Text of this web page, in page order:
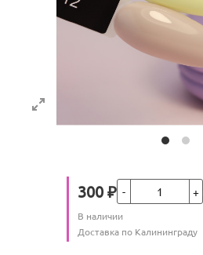
Цена
300 ₽Кол-во
Количество
В наличии
Условия доставки
Доставка по Калининграду